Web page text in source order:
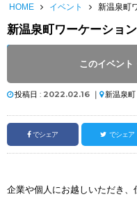
HOME イベント 新温泉町
新温泉町ワーケーショ
このイベント
開催時間 : 14:00 ～ 17:30
投稿日 : 2022.02.16 ｜ 新温泉
でシェア でシェア
企業や個人にお越しいただき